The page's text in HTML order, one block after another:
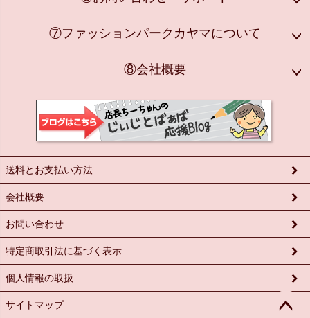
⑦ファッションパークカヤマについて
⑧会社概要
送料とお支払い方法
会社概要
お問い合わせ
特定商取引法に基づく表示
個人情報の取扱
サイトマップ